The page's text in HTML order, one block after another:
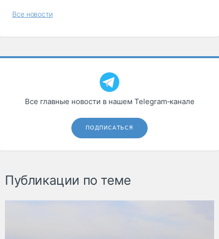
Все новости
Все главные новости в нашем Telegram‑канале
ПОДПИСАТЬСЯ
Публикации по теме